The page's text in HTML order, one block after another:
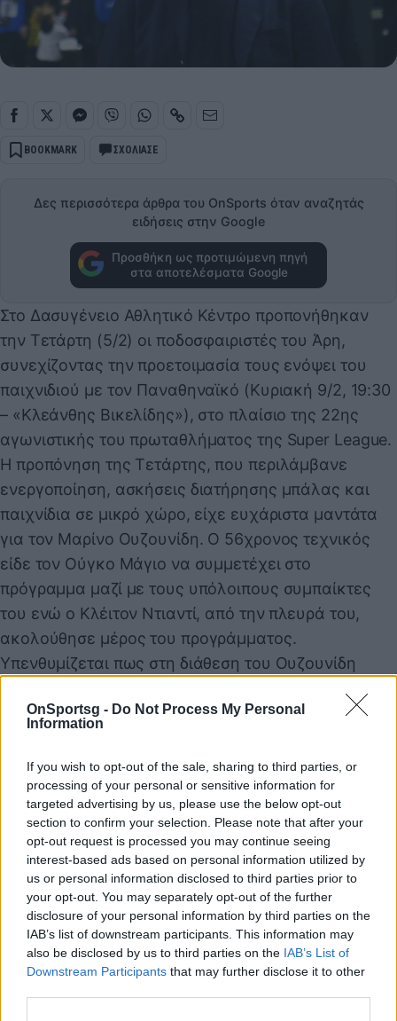
OnSportsg - Do Not Process My Personal
Information
If you wish to opt-out of the sale, sharing to third parties, or
processing of your personal or sensitive information for
targeted advertising by us, please use the below opt-out
section to confirm your selection. Please note that after your
opt-out request is processed you may continue seeing
interest-based ads based on personal information utilized by
us or personal information disclosed to third parties prior to
your opt-out. You may separately opt-out of the further
disclosure of your personal information by third parties on the
IAB’s list of downstream participants. This information may
also be disclosed by us to third parties on the IAB’s List of
Downstream Participants that may further disclose it to other
BOOKMARK ΣΧΟΛΙΑΣΕ
Δες περισσότερα άρθρα του OnSports όταν αναζητάς
ειδήσεις στην Google
Προσθήκη ως προτιμώμενη πηγή
στα αποτελέσματα Google
Στο Δασυγένειο Αθλητικό Κέντρο προπονήθηκαν
την Τετάρτη (5/2) οι ποδοσφαιριστές του Άρη,
συνεχίζοντας την προετοιμασία τους ενόψει του
παιχνιδιού με τον Παναθηναϊκό (Κυριακή 9/2, 19:30
– «Κλεάνθης Βικελίδης»), στο πλαίσιο της 22ης
αγωνιστικής του πρωταθλήματος της Super League.
Η προπόνηση της Τετάρτης, που περιλάμβανε
ενεργοποίηση, ασκήσεις διατήρησης μπάλας και
παιχνίδια σε μικρό χώρο, είχε ευχάριστα μαντάτα
για τον Μαρίνο Ουζουνίδη. Ο 56χρονος τεχνικός
είδε τον Ούγκο Μάγιο να συμμετέχει στο
πρόγραμμα μαζί με τους υπόλοιπους συμπαίκτες
του ενώ ο Κλέιτον Ντιαντί, από την πλευρά του,
ακολούθησε μέρος του προγράμματος.
Υπενθυμίζεται πως στη διάθεση του Ουζουνίδη
Μορόν που εξέτισαν την τιμωρία τους.
Παιχνίδι από παντού στη Novibet με το
νέο Mobile App
COMMENTS
Συνδεθείτε για να σχολιάσετε